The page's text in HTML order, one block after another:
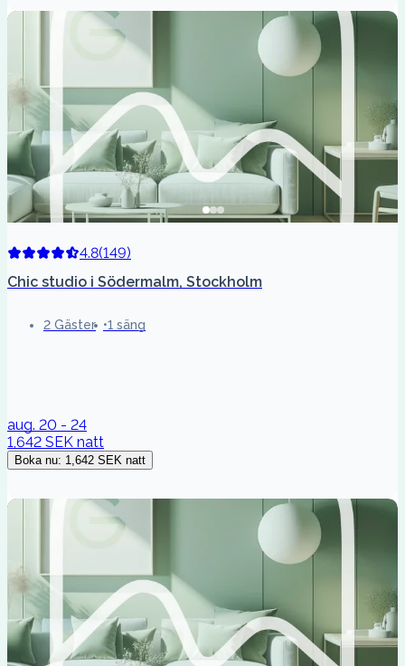
4.8(149)
Chic studio i Södermalm, Stockholm
2 Gäster 1 säng
aug. 20 - 24
1,642 SEK natt
Boka nu: 1,642 SEK natt